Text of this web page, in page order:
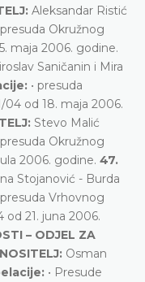
Aleksandar Ristić
presuda Okružnog
maja 2006. godine.
Saničanin i Mira
• presuda
04 od 18. maja 2006.
Stevo Malić
presuda Okružnog
2006. godine. 47.
Stojanović - Burda
presuda Vrhovnog
od 21. juna 2006.
– ODJEL ZA
Osman
• Presude